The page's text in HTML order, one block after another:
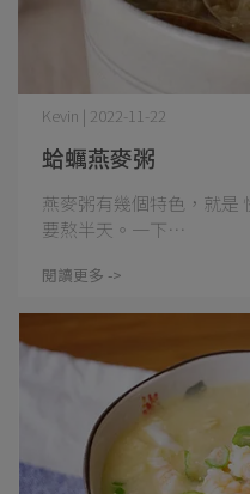
蛤蠣燕麥粥
Kevin | 2022-11-22
燕麥粥有幾個特色，就是
要熬半天。一下⋯
閱讀更多 ->